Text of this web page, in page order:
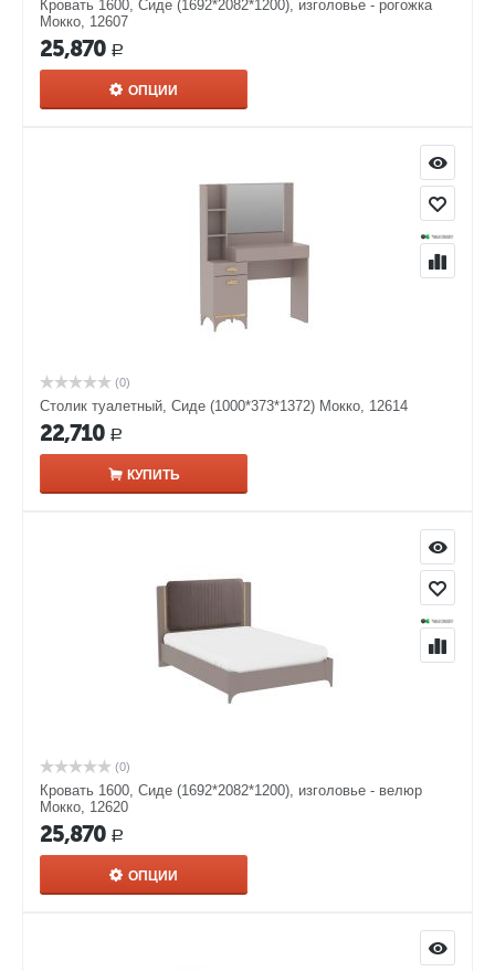
Кровать 1600, Сиде (1692*2082*1200), изголовье - рогожка
Мокко, 12607
25,870 Р
ОПЦИИ
(0)
Столик туалетный, Сиде (1000*373*1372) Мокко, 12614
22,710 Р
КУПИТЬ
(0)
Кровать 1600, Сиде (1692*2082*1200), изголовье - велюр
Мокко, 12620
25,870 Р
ОПЦИИ